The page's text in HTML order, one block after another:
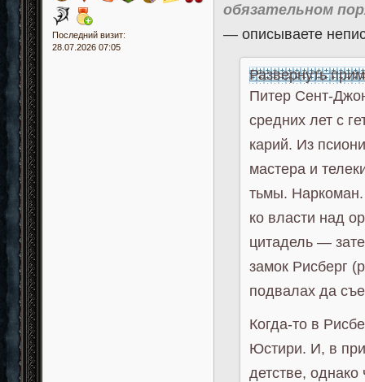
Последний визит:
28.07.2026 07:05
обязательном
— описываете
Развернуть
Питер Сент-
средних лет с
карий. Из
мастера и
тьмы. Наркоман.
ко власти над
цитадель —
замок Рисберг
подвалах да
Когда-то в
Юстири. И, в
детстве,